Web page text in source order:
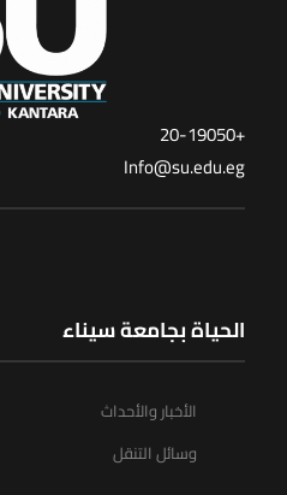
+20-19050
Info@su.edu.eg
الحياة بجامعة سيناء
الأخبار والأحداث
وسائل التنقل